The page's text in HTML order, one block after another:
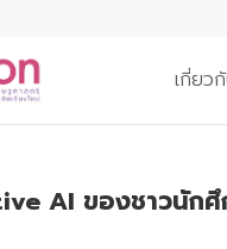
เกี่ยว
AI ของชาวนัก